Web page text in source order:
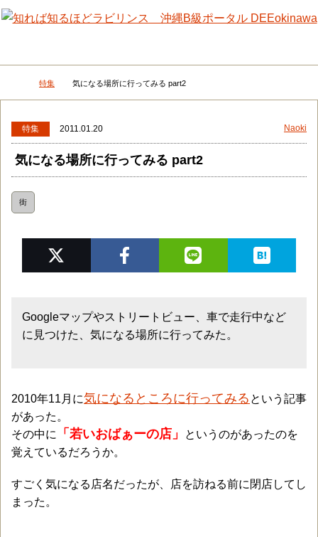
メニュー 検
DEEokinawaトップ
特集 気になる場所に行ってみる part2
特集 2011.01.20 Naoki
気になる場所に行ってみる part2
街
Googleマップやストリートビュー、車で走行中など
に見つけた、気になる場所に行ってみた。
2010年11月に気になるところに行ってみる という記事
があった。
その中に
「若いおばぁーの店」
というのがあったのを
覚えているだろうか。
すごく気になる店名だったが、店を訪ねる前に閉店してし
まった。